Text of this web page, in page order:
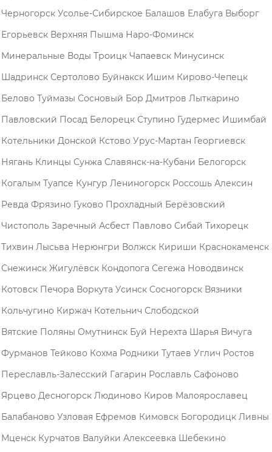
Черногорск Усолье-Сибирское Балашов Елабуга Выборг
Егорьевск Верхняя Пышма Наро-Фоминск
Минеральные Воды Троицк Чапаевск Минусинск
Шадринск Сертолово Буйнакск Ишим Кирово-Чепецк
Белово Туймазы Сосновый Бор Дмитров Лыткарино
Павловский Посад Белорецк Ступино Гудермес Ишимбай
Котельники Донской Кстово Урус-Мартан Георгиевск
Нягань Клинцы Сунжа Славянск-на-Кубани Белогорск
Когалым Туапсе Кунгур Лениногорск Россошь Алексин
Ревда Фрязино Гуково Прохладный Берёзовский
Чистополь Заречный Асбест Павлово Сибай Тихорецк
Тихвин Лысьва Нерюнгри Волжск Кириши Краснокаменск
Снежинск Жигулёвск Кондопога Сегежа Новодвинск
Котовск Печора Воркута Усинск Сосногорск Вязники
Кольчугино Киржач Котельнич Слободской
Вятские Поляны Омутнинск Буй Нерехта Шарья Вичуга
Фурманов Тейково Кохма Родники Тутаев Углич Ростов
Переславль-Залесский Гагарин Рославль Сафоново
Ярцево Десногорск Людиново Киров Малоярославец
Балабаново Узловая Ефремов Кимовск Богородицк Ливны
Мценск Курчатов Валуйки Алексеевка Шебекино